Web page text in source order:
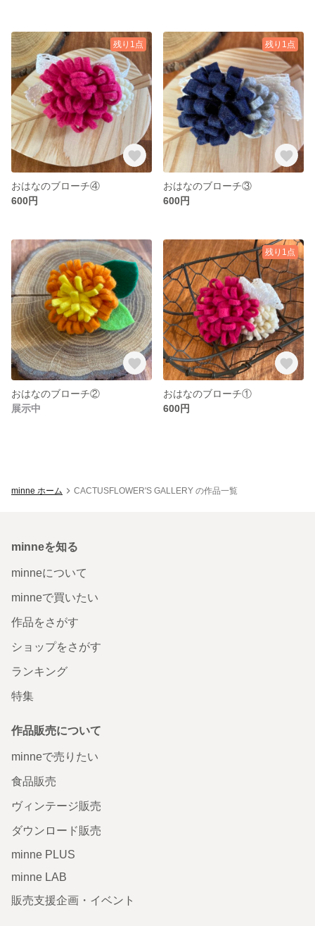
残り1点
おはなのブローチ④
600円
残り1点
おはなのブローチ③
600円
おはなのブローチ②
展示中
残り1点
おはなのブローチ①
600円
minne ホーム CACTUSFLOWER'S GALLERY の作品一覧
minneを知る
minneについて
minneで買いたい
作品をさがす
ショップをさがす
ランキング
特集
作品販売について
minneで売りたい
食品販売
ヴィンテージ販売
ダウンロード販売
minne PLUS
minne LAB
販売支援企画・イベント